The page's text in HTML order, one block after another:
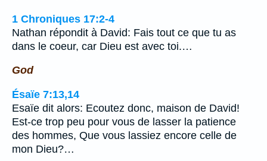
1 Chroniques 17:2-4
Nathan répondit à David: Fais tout ce que tu as
dans le coeur, car Dieu est avec toi.…
God
Ésaïe 7:13,14
Esaïe dit alors: Ecoutez donc, maison de David!
Est-ce trop peu pour vous de lasser la patience
des hommes, Que vous lassiez encore celle de
mon Dieu?…